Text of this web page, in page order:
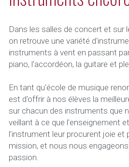
Dans les salles de concert et sur
on retrouve une variété
instruments à vent en passant
piano, l'accordéon, la guitare et
En tant qu'école de musique
est d'offrir à nos élèves la
sur chacun des instruments que
veillant à ce que l'enseignement
l'instrument leur procurent joie et
mission, et nous nous
passion.